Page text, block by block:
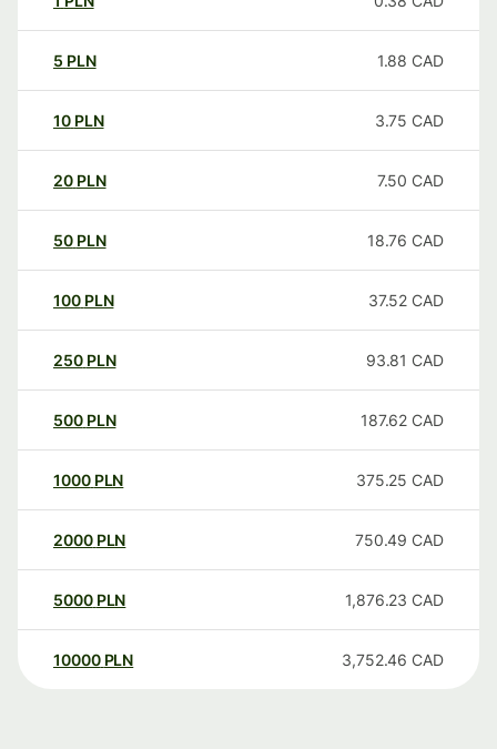
5 PLN 1.88 CAD
10 PLN 3.75 CAD
20 PLN 7.50 CAD
50 PLN 18.76 CAD
100 PLN 37.52 CAD
250 PLN 93.81 CAD
500 PLN 187.62 CAD
1000 PLN 375.25 CAD
2000 PLN 750.49 CAD
5000 PLN 1,876.23 CAD
10000 PLN 3,752.46 CAD